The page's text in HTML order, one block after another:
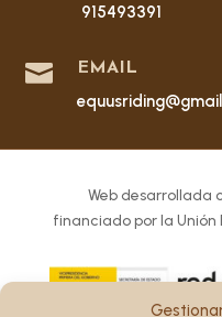
915493391
 EMAIL
Web desarrollada
financiado por la Unión